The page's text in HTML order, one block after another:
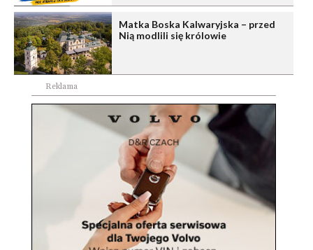
Matka Boska Kalwaryjska – przed
Nią modlili się królowie
Reklama